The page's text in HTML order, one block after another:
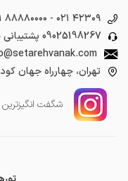
۰۲۱ - ۰۲۱ ۴۲۳۰۹
09025198267 پشتیبانی
تهران، چهارراه جهان
شگفت انگیز‌ترین